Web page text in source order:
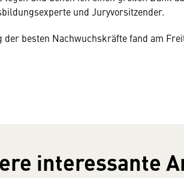
und Juryvorsitzender.
der besten Nachwuchskräfte fand am
interessante